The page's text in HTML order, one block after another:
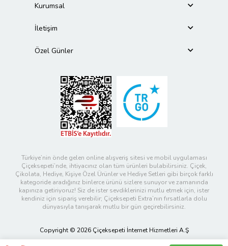
Kurumsal
İletişim
Özel Günler
Türkiye’nin önde gelen online alışveriş sitesi ve mobil uygulaması
Çiçeksepeti’nde, ihtiyacınız olan tüm ürünleri bulabilirsiniz. Çiçek,
Çikolata, Hediye, Kişiye Özel Ürünler ve Hediye Setleri gibi birçok farklı
kategoride aradığınız binlerce ürünü sizlere sunuyor ve zamanında
kapınıza getiriyoruz! Siz de ister sevdiklerinizi mutlu etmek için, ister
kendiniz için sipariş verebilir; Çiçeksepeti Extra’nın fırsatlarla dolu
dünyasıyla tanışarak mutlu bir gün geçirebilirsiniz.
Copyright © 2026 Çiçeksepeti İnternet Hizmetleri A.Ş